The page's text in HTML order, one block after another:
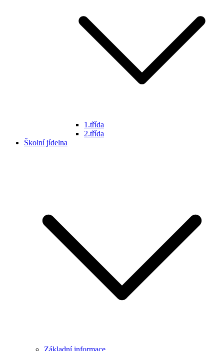
1.třída
2.třída
Školní jídelna
Základní informace